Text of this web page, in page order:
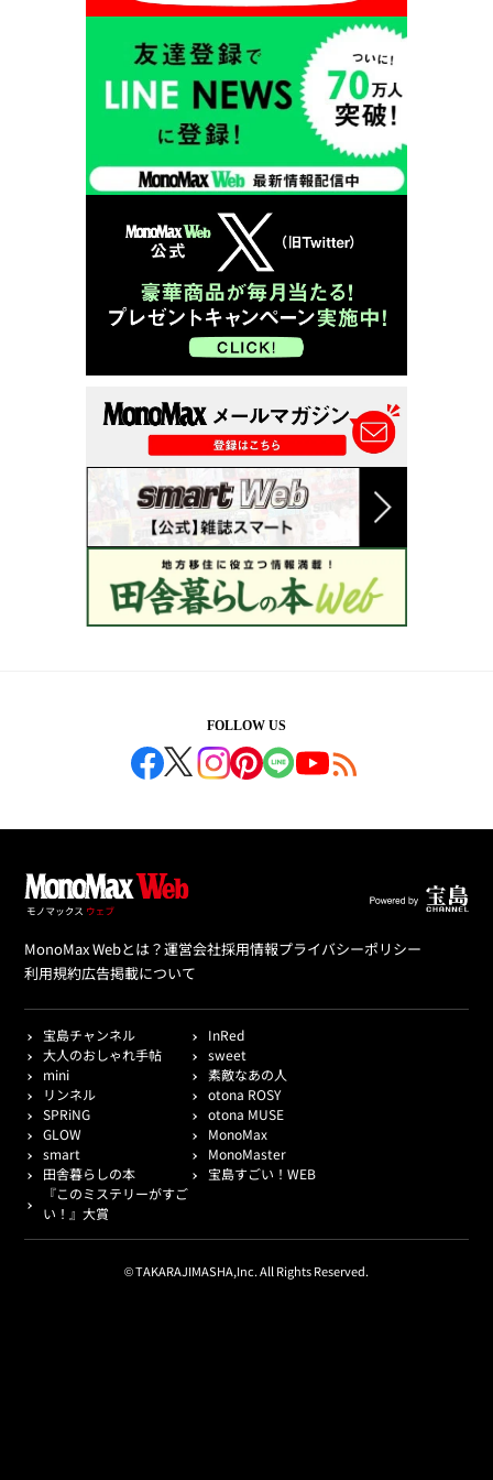
FOLLOW US
MonoMax Webとは？運営会社採用情報プライバシーポリシー
利用規約広告掲載について
宝島チャンネル
InRed
大人のおしゃれ手帖
sweet
mini
素敵なあの人
リンネル
otona ROSY
SPRiNG
otona MUSE
GLOW
MonoMax
smart
MonoMaster
田舎暮らしの本
宝島すごい！WEB
『このミステリーがすご
い！』大賞
© TAKARAJIMASHA,Inc. All Rights Reserved.